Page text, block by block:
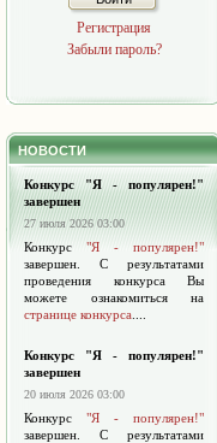
Регистрация
Забыли пароль?
НОВОСТИ
Конкурс "Я - популярен!"
завершен
27 июля 2026 03:00
Конкурс "Я - популярен!"
завершен. С результатами
проведения конкурса Вы
можете ознакомиться на
странице конкурса
Конкурс "Я - популярен!"
завершен
20 июля 2026 03:00
Конкурс "Я - популярен!"
завершен. С результатами